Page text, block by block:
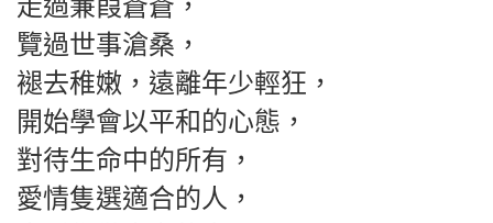
走過蒹葭蒼蒼，
覽過世事滄桑，
褪去稚嫩，遠離年少輕狂，
開始學會以平和的心態，
對待生命中的所有，
愛情隻選適合的人，